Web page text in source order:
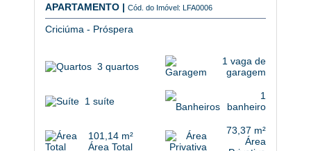
APARTAMENTO | Cód. do Imóvel: LFA0006
Criciúma - Próspera
3 quartos
1 vaga de
garagem
1 suíte
1
banheiro
101,14 m²
Área Total
73,37 m²
Área